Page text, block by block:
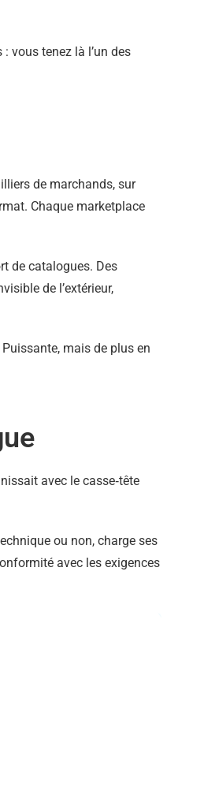
vous tenez là l’un des
de marchands, sur
Chaque marketplace
de catalogues. Des
de l’extérieur,
mais de plus en
avec le casse‑tête
ou non, charge ses
avec les exigences